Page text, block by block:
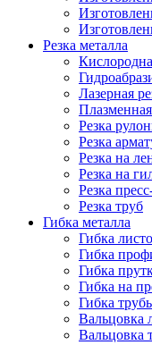
Резка металла
Лазерная
Плазменная
Резка
Резка
Резка на
Резка на
Резка
Резка труб
Гибка металла
Гибка
Гибка
Гибка
Гибка на
Гибка
Вальцовка
Вальцовка